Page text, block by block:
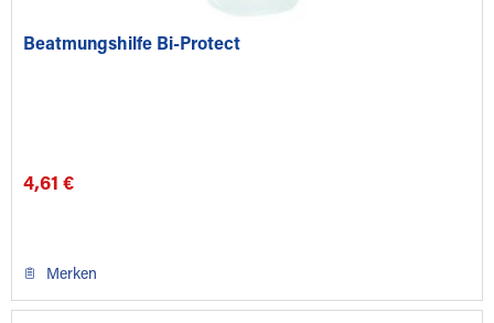
Beatmungshilfe Bi-Protect
4,61 €
Merken